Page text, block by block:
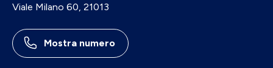
Viale Milano 60, 21013
Mostra numero